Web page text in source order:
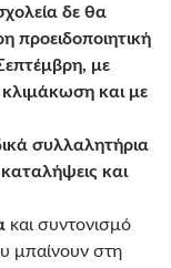
δε θα
προειδοποιητική
με
και με
συλλαλητήρια
και
και συντονισμό
μπαίνουν στη